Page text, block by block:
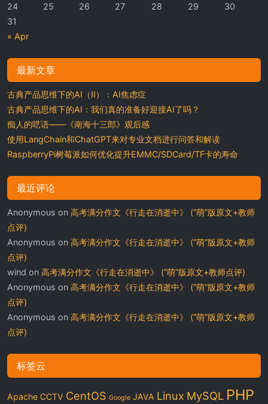
« Apr
24
25 26 27 28 29
30
31
最新文章
古典产品思维下的AI（II）：AI焦虑症
古典产品思维下的AI：我们真的准备好迎接AI了吗？
痴人的呓语——《南海十三郎》观后感
使用LangChain和ChatGPT来对专业文档进行问答和解读
RaspberryPi树莓派如何优化提升EMMC/SDCard/TF卡的寿命
最近评论
Anonymous on 高考满分作文《行走在消逝中》 (“萌”版原文+教师
点评)
Anonymous on 高考满分作文《行走在消逝中》 (“萌”版原文+教师
点评)
wind on 高考满分作文《行走在消逝中》 (“萌”版原文+教师点评)
Anonymous on 高考满分作文《行走在消逝中》 (“萌”版原文+教师
点评)
Anonymous on 高考满分作文《行走在消逝中》 (“萌”版原文+教师
点评)
标签云
Apache CCTV CentOS Google JAVA Linux MySQL PHP